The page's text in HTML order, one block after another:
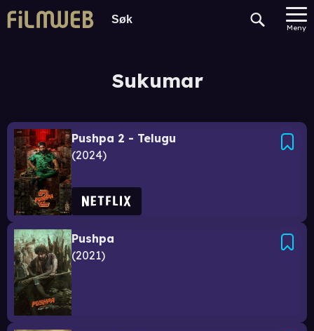
Meny
Sukumar
Pushpa 2 - Telugu
2024
Pushpa
2021